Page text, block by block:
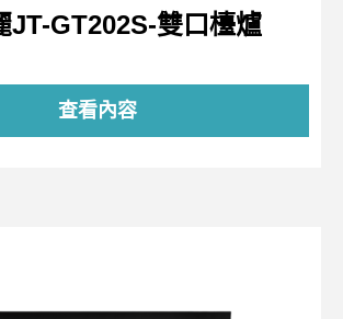
JT-GT202S-雙口檯爐
查看內容